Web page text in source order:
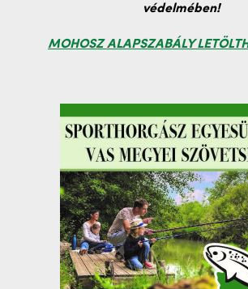
védelmében!
MOHOSZ ALAPSZABÁLY